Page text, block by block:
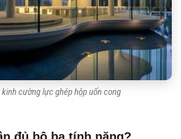
cường lực ghép hộp uốn cong